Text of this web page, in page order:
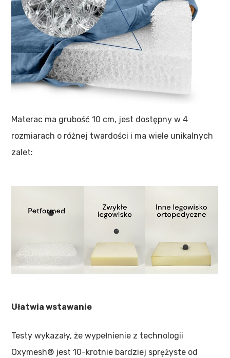
Materac ma grubość 10 cm, jest dostępny w 4
rozmiarach o różnej twardości i ma wiele unikalnych
zalet:
Ułatwia wstawanie
Testy wykazały, że wypełnienie z technologii
Oxymesh® jest 10-krotnie bardziej sprężyste od